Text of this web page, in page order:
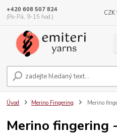
CZK
+420 608 507 824
(Po-Pá, 9-15 hod.)
Úvod Merino Fingering Merino
Merino fingering